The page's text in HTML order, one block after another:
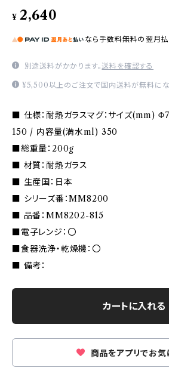
¥ 2,640
なら 手数料無料の 翌月
別途送料がかかります。送料を確認する
¥5,500以上のご注文で国内送料が無料にな
■ 仕様：耐熱ガラスマグ：サイズ(mm)
150 / 内容量(満水ml) 350
■総重量：200g
■ 材質：耐熱ガラス
■ 生産国：日本
■ シリーズ番：MM8200
■ 品番：MM8202-815
■電子レンジ：〇
■食器洗浄・乾燥機：〇
■ 備考：
カートに入れる
商品をアプリでお気